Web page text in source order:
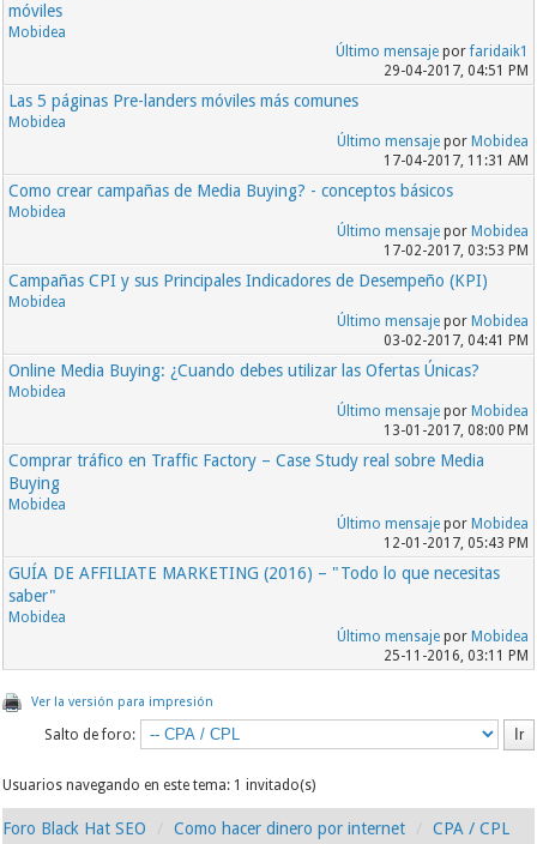
móviles
Mobidea
Último mensajeporfaridaik1
29-04-2017, 04:51 PM
Las 5 páginas Pre-landers móviles más comunes
Mobidea
Último mensajepor Mobidea
17-04-2017, 11:31 AM
Como crear campañas de Media Buying? - conceptos básicos
Mobidea
Último mensajepor Mobidea
17-02-2017, 03:53 PM
Campañas CPI y sus Principales Indicadores de Desempeño (KPI)
Mobidea
Último mensajepor Mobidea
03-02-2017, 04:41 PM
Online Media Buying: ¿Cuando debes utilizar las Ofertas Únicas?
Mobidea
Último mensajepor Mobidea
13-01-2017, 08:00 PM
Comprar tráfico en Traffic Factory – Case Study real sobre Media
Buying
Mobidea
Último mensajepor Mobidea
12-01-2017, 05:43 PM
GUÍA DE AFFILIATE MARKETING (2016) – "Todo lo que necesitas
saber"
Mobidea
Último mensajepor Mobidea
25-11-2016, 03:11 PM
Ver la versión para impresión
Salto de foro:
Usuarios navegando en este tema: 1 invitado(s)
Foro Black Hat SEO Como hacer dinero por internet CPA / CPL